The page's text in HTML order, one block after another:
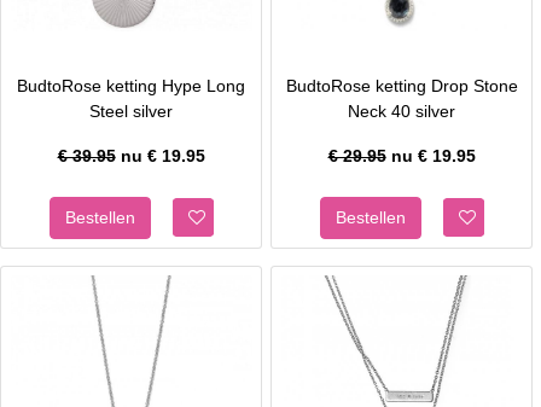
BudtoRose ketting Hype Long
Steel silver
€ 39.95nu € 19.95
BudtoRose ketting Drop Stone
Neck 40 silver
€ 29.95nu € 19.95